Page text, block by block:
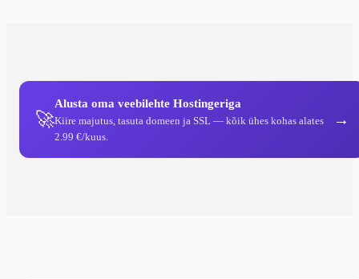
🚀
Alusta oma veebilehte Hostingeriga
Kiire majutus, tasuta domeen ja SSL — kõik ühes kohas alates
2.99 €/kuus.
→